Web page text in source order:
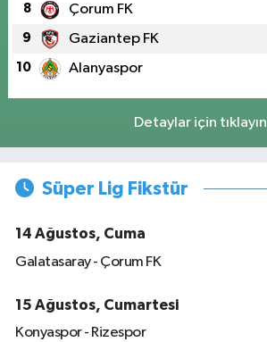
8 Çorum FK
9 Gaziantep FK
10 Alanyaspor
Detaylar için tıklayın
Süper Lig Fikstür
14 Ağustos, Cuma
Galatasaray - Çorum FK
15 Ağustos, Cumartesi
Konyaspor - Rizespor